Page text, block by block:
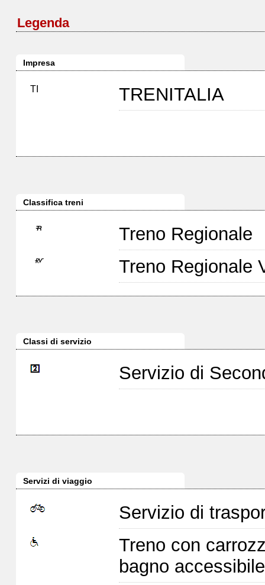
Legenda
Impresa
TI TRENITALIA
Classifica treni
Treno Regionale
Treno Regionale
Classi di servizio
Servizio di
Servizi di viaggio
Servizio di
Treno con
bagno